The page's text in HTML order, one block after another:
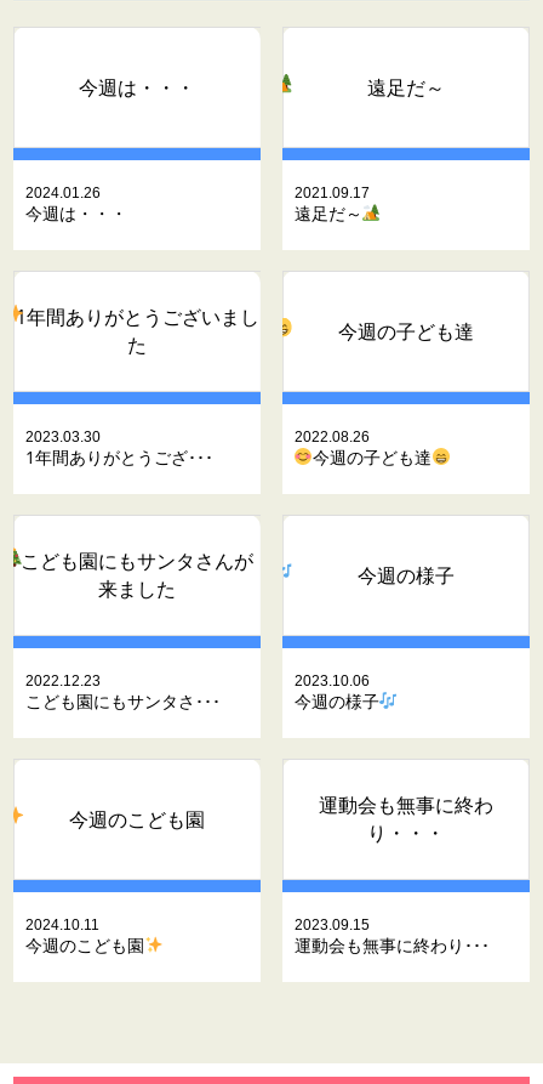
今週は・・・
2024.01.26
今週は・・・
遠足だ～
2021.09.17
遠足だ～
1年間ありがとうございまし
た
2023.03.30
1年間ありがとうござ･･･
今週の子ども達
2022.08.26
今週の子ども達
こども園にもサンタさんが
来ました
2022.12.23
こども園にもサンタさ･･･
今週の様子
2023.10.06
今週の様子
今週のこども園
2024.10.11
今週のこども園
運動会も無事に終わ
り・・・
2023.09.15
運動会も無事に終わり･･･